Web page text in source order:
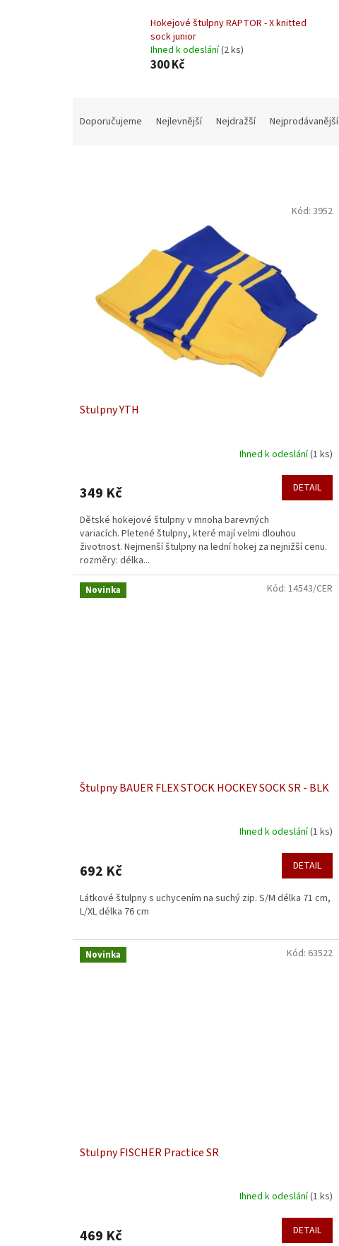
Hokejové štulpny RAPTOR - X knitted
sock junior
Ihned k odeslání(2 ks)
300 Kč
Doporučujeme Nejlevnější Nejdražší Nejprodávanější
Stulpny YTH
Ihned k odeslání(1 ks)
349 Kč DETAIL
Dětské hokejové štulpny v mnoha barevných
variacích. Pletené štulpny, které mají velmi dlouhou
životnost. Nejmenší štulpny na lední hokej za nejnižší cenu.
rozměry: délka...
Kód:3952
Novinka
Štulpny BAUER FLEX STOCK HOCKEY SOCK SR - BLK
Ihned k odeslání(1 ks)
692 Kč DETAIL
Látkové štulpny s uchycením na suchý zip. S/M délka 71 cm,
L/XL délka 76 cm
Kód:14543/CER
Novinka
Stulpny FISCHER Practice SR
Ihned k odeslání(1 ks)
469 Kč DETAIL
Kód: 63522